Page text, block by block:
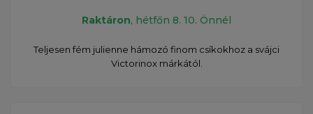
Raktáron, hétfőn 8. 10. Önnél
Teljesen fém julienne hámozó finom csíkokhoz a svájci
Victorinox márkától.